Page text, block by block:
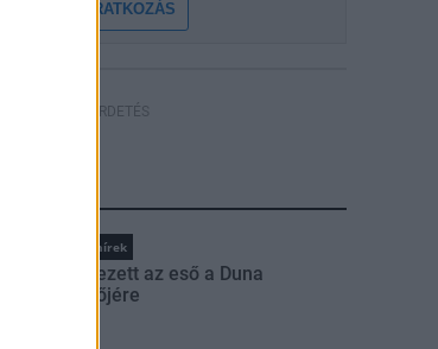
FELIRATKOZÁS
HÍRDETÉS
Országos hírek
Megérkezett az eső a Duna
vízgyűjtőjére